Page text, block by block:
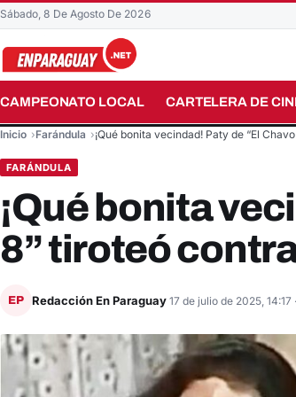
Sábado, 8 De Agosto De 2026
CAMPEONATO LOCAL CARTELERA DE
Buscar en el sitio
Inicio Farándula ¡Qué bonita vecindad! Paty de “El
FARÁNDULA
¡Qué bonita
8” tiroteó
EP Redacción En Paraguay 17 de julio de 2025, 14:17